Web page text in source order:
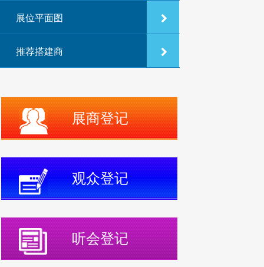
展位平面图
推荐搭建商
展商登记
观众登记
听会登记